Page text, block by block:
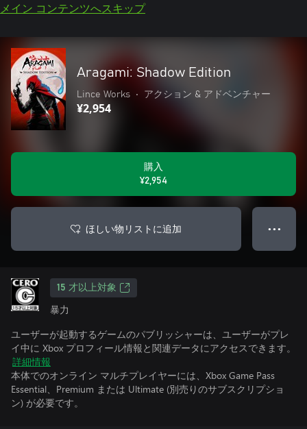
メイン コンテンツへスキップ
Aragami: Shadow Edition
Lince Works • アクション & アドベンチャー
¥2,954
購入
¥2,954
ほしい物リストに追加 ● ● ●
15 才以上対象
暴力
ユーザーが起動するゲームのパブリッシャーは、ユーザーがプレ
イ中に Xbox プロフィール情報と関連データにアクセスできます。
詳細情報
本体でのオンライン マルチプレイヤーには、Xbox Game Pass
Essential、Premium または Ultimate (別売りのサブスクリプショ
ン) が必要です。